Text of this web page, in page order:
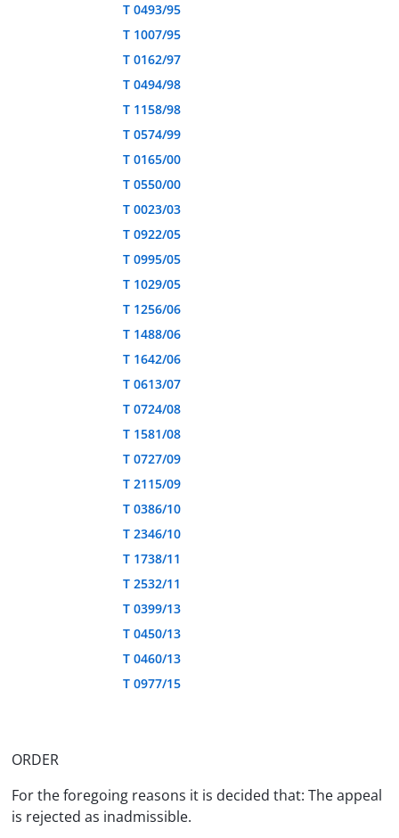
T 0493/95
T 1007/95
T 0162/97
T 0494/98
T 1158/98
T 0574/99
T 0165/00
T 0550/00
T 0023/03
T 0922/05
T 0995/05
T 1029/05
T 1256/06
T 1488/06
T 1642/06
T 0613/07
T 0724/08
T 1581/08
T 0727/09
T 2115/09
T 0386/10
T 2346/10
T 1738/11
T 2532/11
T 0399/13
T 0450/13
T 0460/13
T 0977/15
ORDER
For the foregoing reasons it is decided that: The appeal
is rejected as inadmissible.